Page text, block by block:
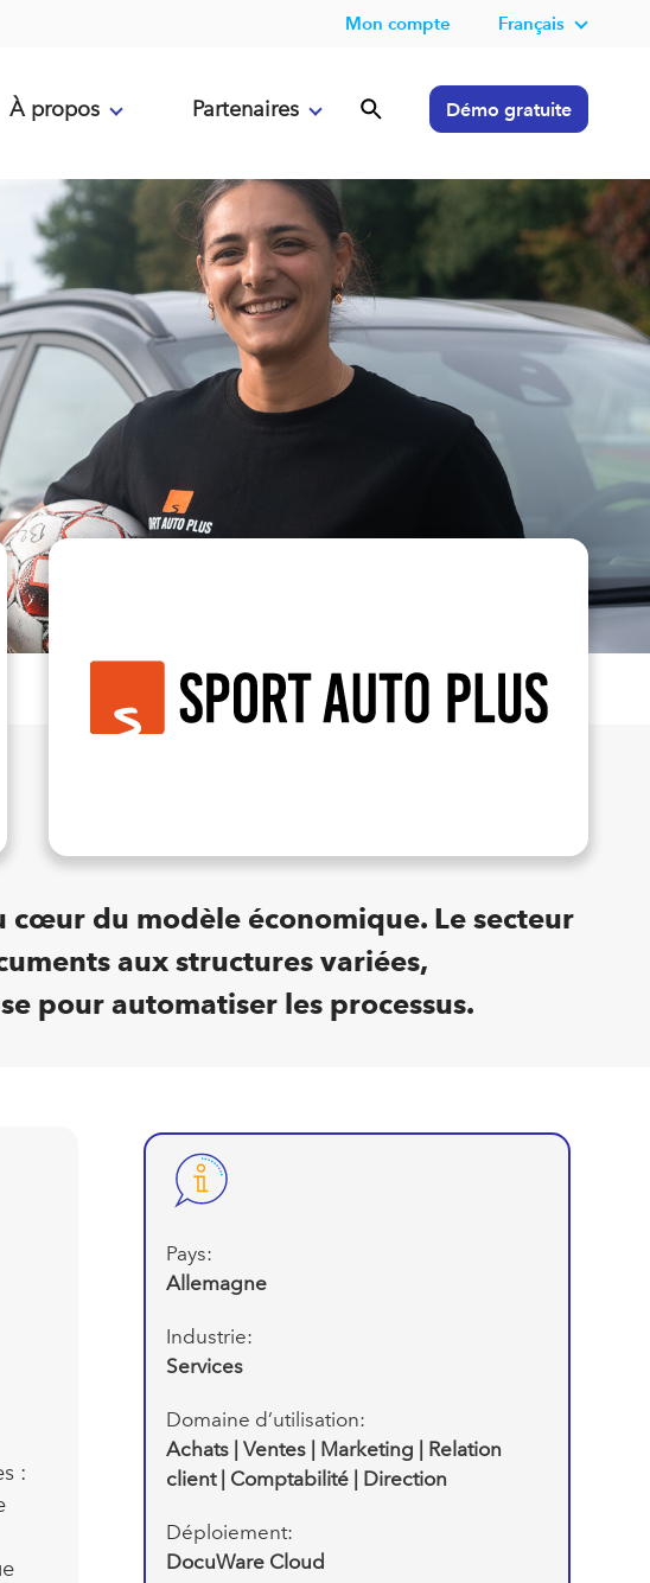
Mon compte Français
À propos Partenaires Démo gratuite
cœur du modèle économique. Le secteur
aux structures variées,
pour automatiser les processus.
:
Pays:
Allemagne
Industrie:
Services
Domaine d’utilisation:
Achats | Ventes | Marketing | Relation
client | Comptabilité | Direction
Déploiement:
DocuWare Cloud